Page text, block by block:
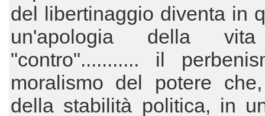
del libertinaggio diventa in
un'apologia della
"contro"........... il
moralismo del potere
della stabilità politica, in